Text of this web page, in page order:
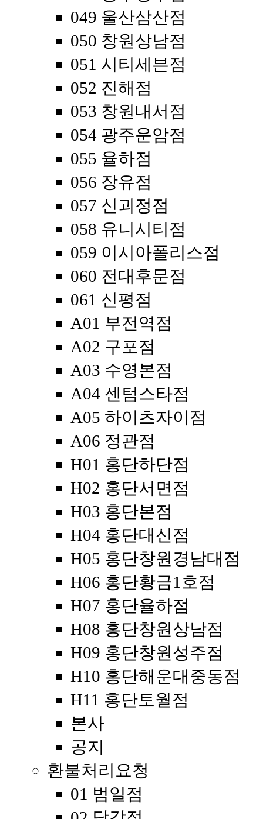
049 울산삼산점
050 창원상남점
051 시티세븐점
052 진해점
053 창원내서점
054 광주운암점
055 율하점
056 장유점
057 신괴정점
058 유니시티점
059 이시아폴리스점
060 전대후문점
061 신평점
A01 부전역점
A02 구포점
A03 수영본점
A04 센텀스타점
A05 하이츠자이점
A06 정관점
H01 홍단하단점
H02 홍단서면점
H03 홍단본점
H04 홍단대신점
H05 홍단창원경남대점
H06 홍단황금1호점
H07 홍단율하점
H08 홍단창원상남점
H09 홍단창원성주점
H10 홍단해운대중동점
H11 홍단토월점
본사
공지
환불처리요청
01 범일점